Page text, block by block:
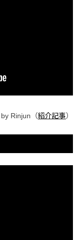
Rinjun（紹介記事）